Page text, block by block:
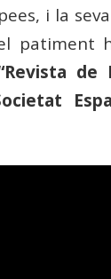
i la
patiment
de